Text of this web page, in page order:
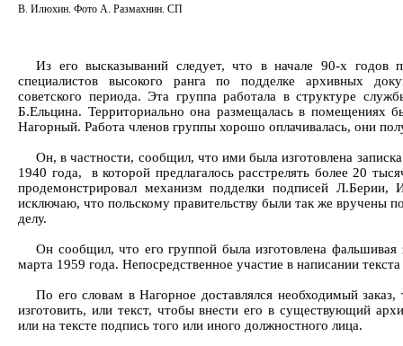
В. Илюхин. Фото А. Размахнин. СП
Из его высказываний следует, что в начале 90-х годов
специалистов высокого ранга по подделке архивных
советского периода. Эта группа работала в структуре
Б.Ельцина. Территориально она размещалась в
Нагорный. Работа членов группы хорошо оплачивалась, они
Он, в частности, сообщил, что ими была изготовлена
1940 года, в которой предлагалось расстрелять более 20
продемонстрировал механизм подделки подписей Л.Берии,
исключаю, что польскому правительству были так же вручены
делу.
Он сообщил, что его группой была изготовлена
марта 1959 года. Непосредственное участие в написании
По его словам в Нагорное доставлялся необходимый заказ,
изготовить, или текст, чтобы внести его в существующий
или на тексте подпись того или иного должностного лица.